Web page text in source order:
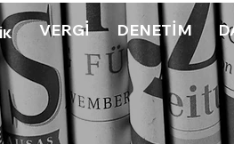
VERGİ DENETİM